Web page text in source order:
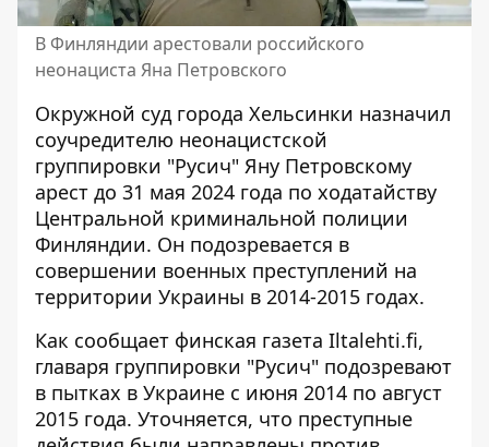
В Финляндии арестовали российского
неонациста Яна Петровского
Окружной суд города Хельсинки назначил
соучредителю неонацистской
группировки "Русич" Яну Петровскому
арест до 31 мая 2024 года по ходатайству
Центральной криминальной полиции
Финляндии. Он подозревается в
совершении военных преступлений на
территории Украины в 2014-2015 годах.
Как сообщает финская газета Iltalehti.fi,
главаря группировки "Русич" подозревают
в пытках в Украине с июня 2014 по август
2015 года. Уточняется, что преступные